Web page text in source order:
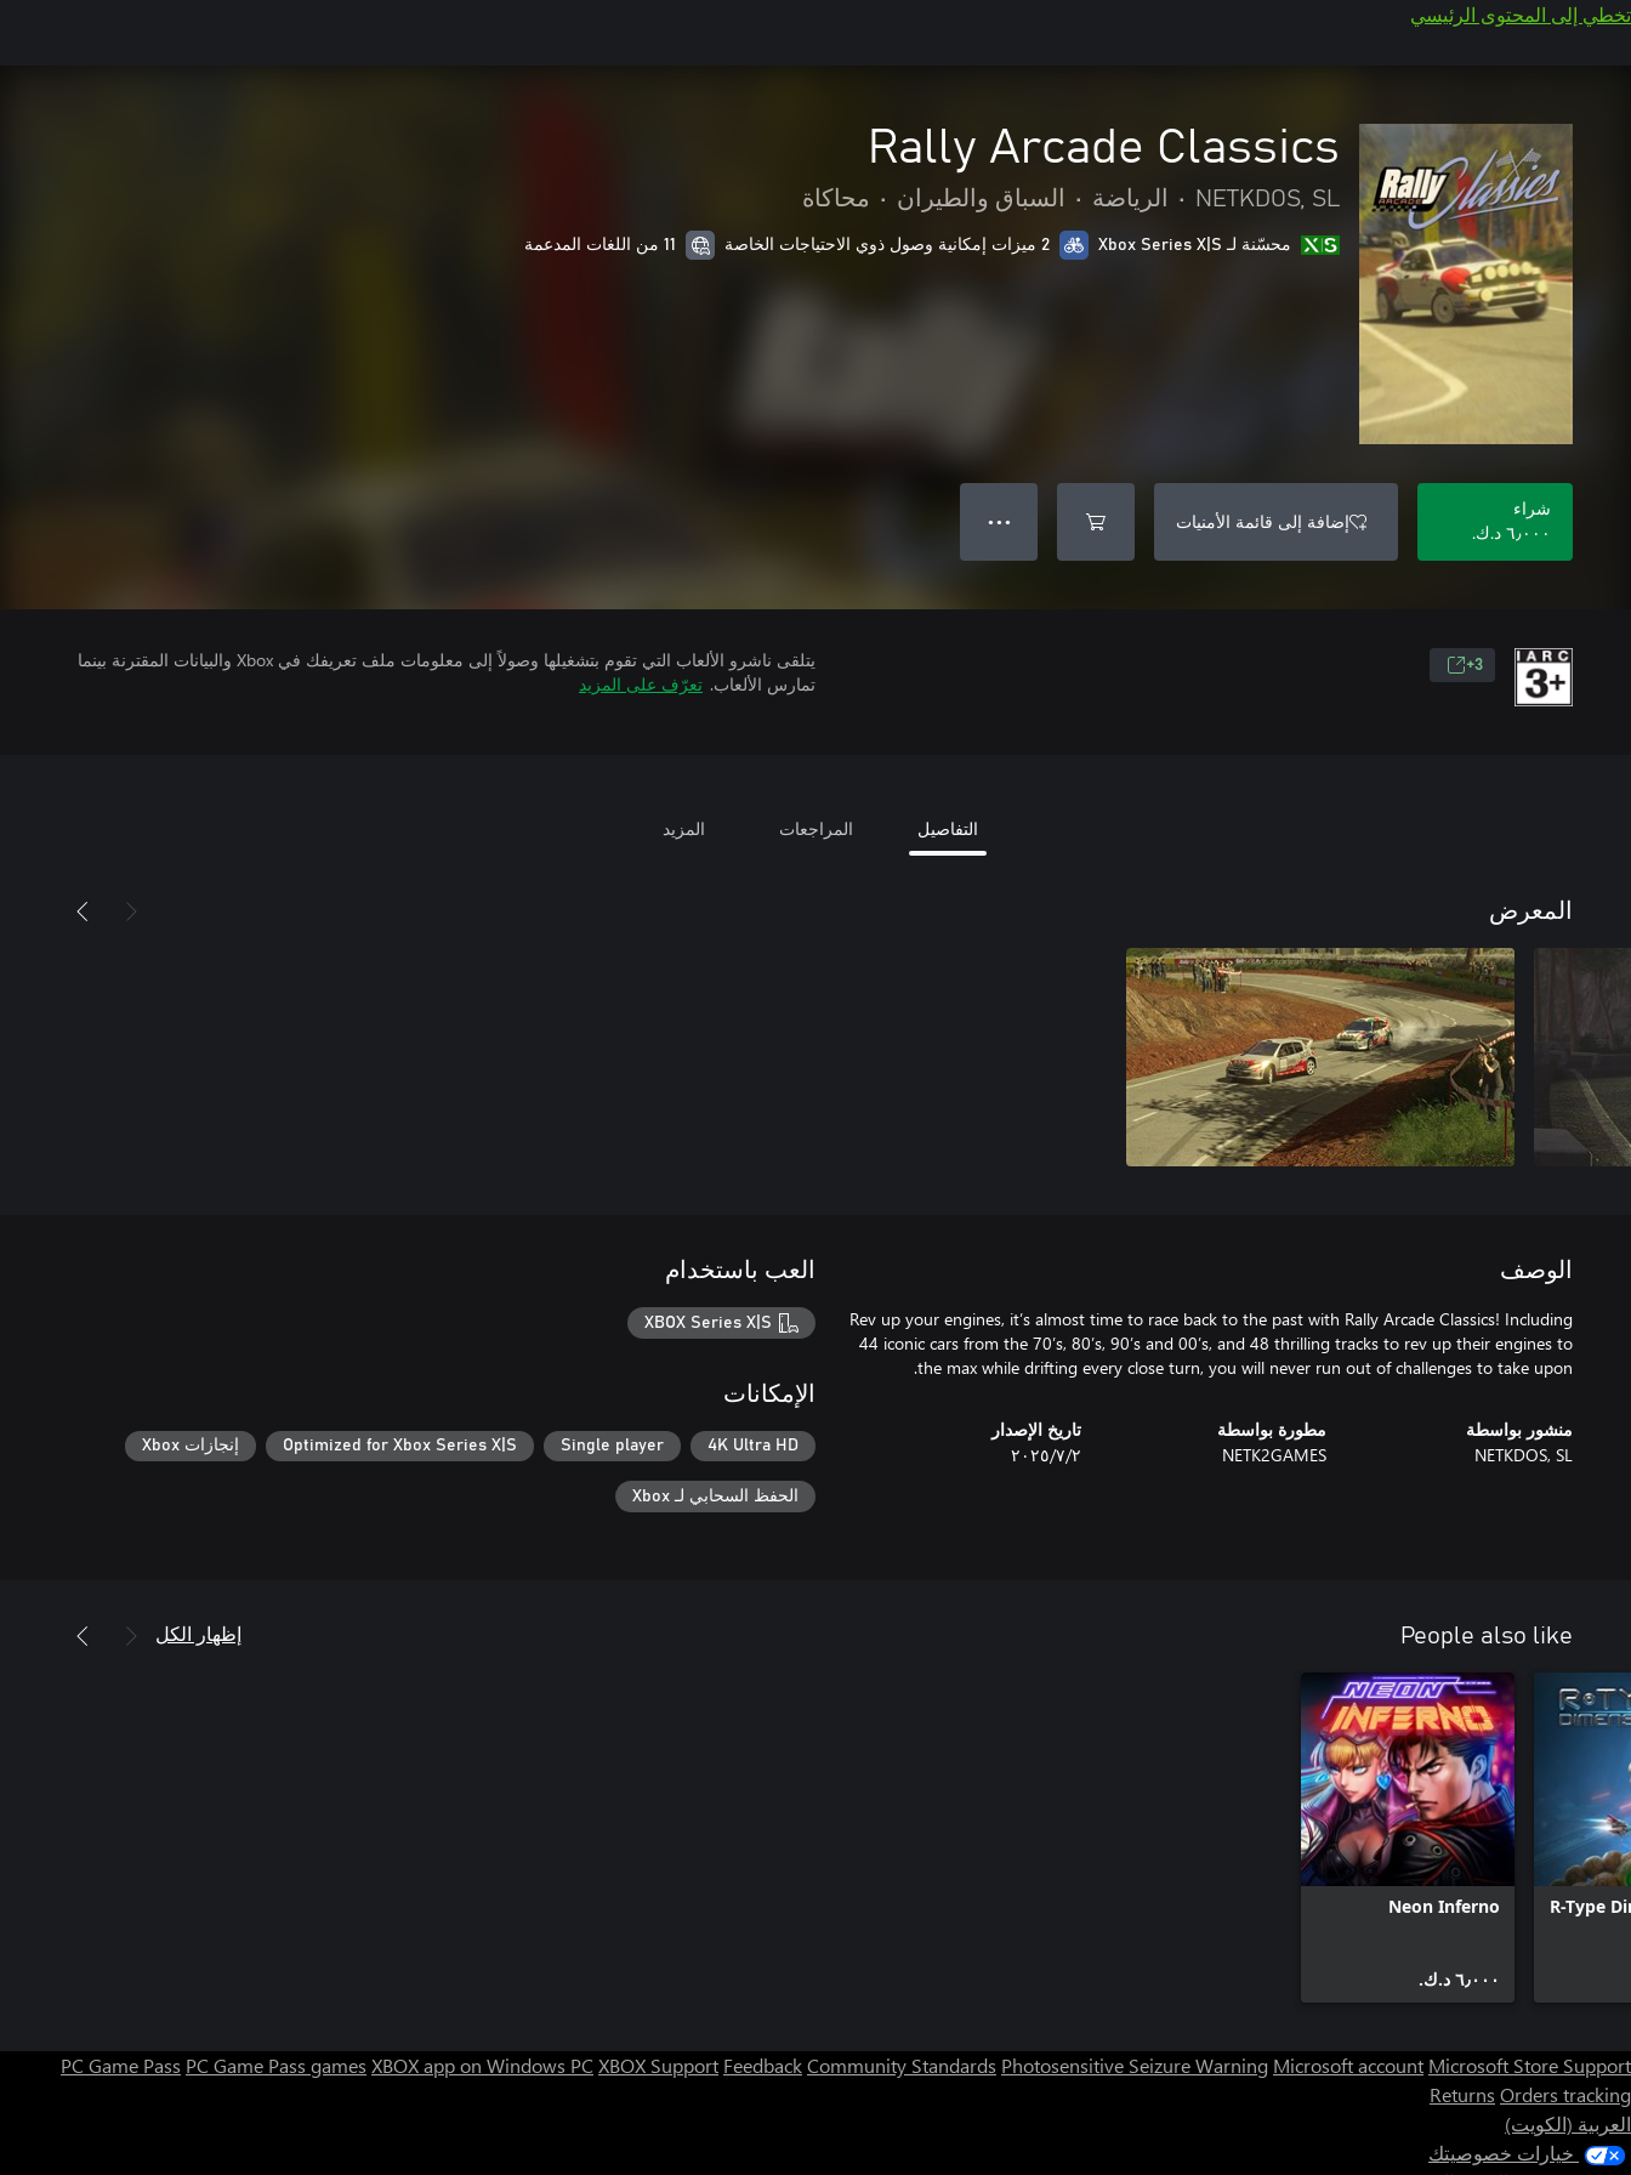
تخطي إلى المحتوى الرئيسي
Rally Arcade Classics
NETKDOS, SL
• الرياضة • السباق والطيران • محاكاة
محسّنة لـ Xbox Series X|S 2 ميزات إمكانية وصول ذوي الاحتياجات الخاصة 11 من اللغات المدعمة
شراء
٦٫٠٠٠ د.ك.‏
إضافة إلى قائمة الأمنيات ● ● ●
3+
يتلقى ناشرو الألعاب التي تقوم بتشغيلها وصولاً إلى معلومات ملف تعريفك في Xbox والبيانات المقترنة بينما
تمارس الألعاب. تعرّف على المزيد
التفاصيل المراجعات المزيد
المعرض
الوصف
Rev up your engines, it’s almost time to race back to the past with Rally Arcade Classics! Including
44 iconic cars from the 70’s, 80’s, 90’s and 00’s, and 48 thrilling tracks to rev up their engines to
the max while drifting every close turn, you will never run out of challenges to take upon.
منشور بواسطة
NETKDOS, SL
مطورة بواسطة
NETK2GAMES
تاريخ الإصدار
٢‏/٧‏/٢٠٢٥
العب باستخدام
XBOX Series X|S
الإمكانات
4K Ultra HD
Single player
Optimized for Xbox Series X|S إنجازات Xbox
الحفظ السحابي لـ Xbox
People also like إظهار الكل
R-Type
Neon Inferno
٦٫٠٠٠ د.ك.‏
PC Game Pass PC Game Pass games XBOX app on Windows PC XBOX Support FeedbackCommunity Standards Photosensitive Seizure Warning Microsoft account Microsoft Store Support
Returns Orders tracking
العربية (الكويت)
خيارات خصوصيتك